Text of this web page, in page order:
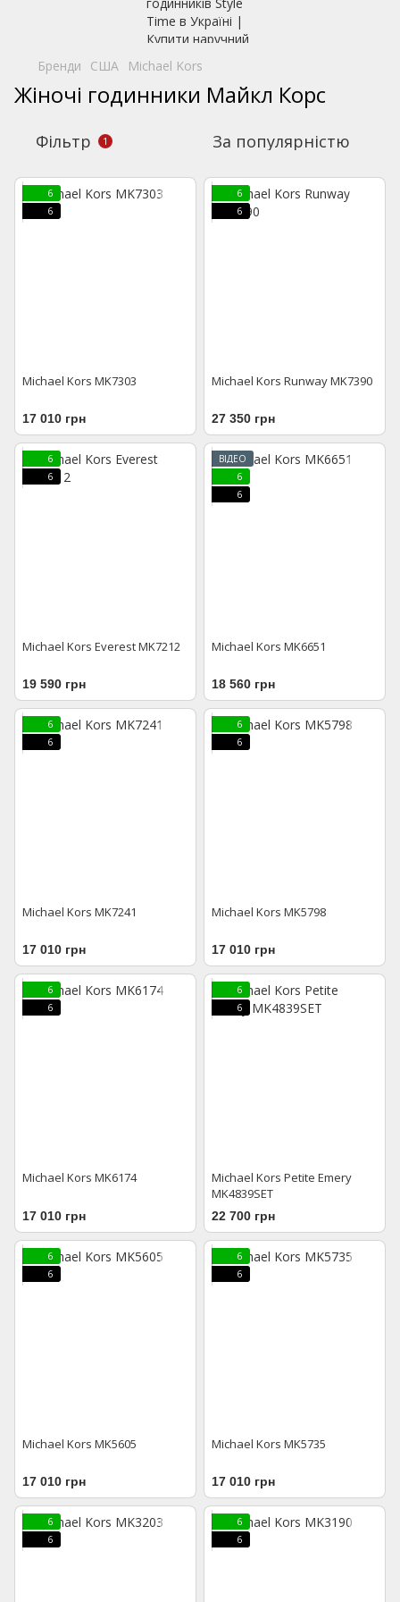
Бренди США Michael Kors
Жіночі годинники Майкл Корс
Фільтр 1 За популярністю
6
6
Michael Kors MK7303
17 010 грн
6
6
Michael Kors Runway MK7390
27 350 грн
6
6
Michael Kors Everest MK7212
19 590 грн
ВІДЕО
6
6
Michael Kors MK6651
18 560 грн
6
6
Michael Kors MK7241
17 010 грн
6
6
Michael Kors MK5798
17 010 грн
6
6
Michael Kors MK6174
17 010 грн
6
6
Michael Kors Petite Emery
MK4839SET
22 700 грн
6
6
Michael Kors MK5605
17 010 грн
6
6
Michael Kors MK5735
17 010 грн
6
6
6
6